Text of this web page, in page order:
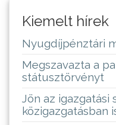
Kiemelt hírek
Nyugdíjpénztári
Megszavazta a
státusztörvényt
Jön az igazgatási
közigazgatásban